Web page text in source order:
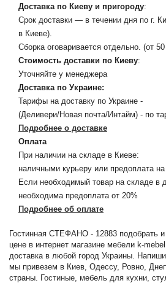
Доставка по Киеву и пригороду:
Срок доставки — в течении дня по г.
в Киеве).
Сборка оговаривается отдельно. (от 50
Стоимость доставки по Киеву:
Уточняйте у менеджера
Доставка по Украине:
Тарифы на доставку по Украине -
(Деливери/Новая почта/Интайм) - по
Подробнее о доставке
Оплата
При наличии на складе в Киеве:
наличными курьеру или предоплата на
Если необходимый товар на складе в
необходима предоплата от 20%
Подробнее об оплате
Гостинная СТЕФАНО - 12883 подобрать
цене в интернет магазине мебели k-
доставка в любой город Украины.
мы привезем в Киев, Одессу, Ровно,
страны. Гостиные, мебель для кухни,